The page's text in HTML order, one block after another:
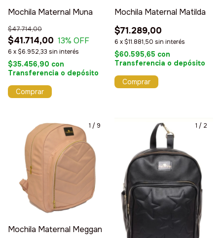
Mochila Maternal Muna
$41.714,00
$47.714,00
13% OFF
6 x$6.952,33 sin interés
$35.456,90 con
Transferencia o depósito
Comprar
Mochila Maternal Matilda
$71.289,00
6 x$11.881,50 sin interés
$60.595,65 con
Transferencia o depósito
Comprar
1 / 9
Mochila Maternal Meggan
1 / 2